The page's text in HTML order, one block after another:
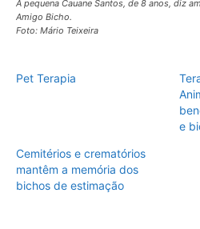
A pequena Cauane Santos, de 8 anos, diz
Amigo Bicho.
Foto: Mário Teixeira
Pet Terapia
e
Cemitérios e crematórios
mantêm a memória dos
bichos de estimação